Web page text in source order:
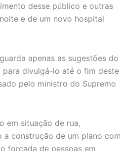
desse público e outras
e de um novo hospital
apenas as sugestões do
para divulgá-lo até o fim deste
pelo ministro do Supremo
em situação de rua,
a construção de um plano com
forçada de pessoas em